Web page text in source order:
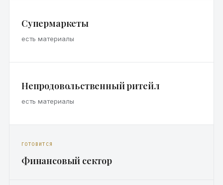
Супермаркеты
есть материалы
Непродовольственный ритейл
есть материалы
ГОТОВИТСЯ
Финансовый сектор